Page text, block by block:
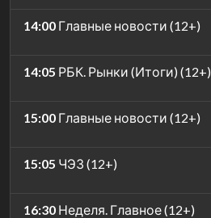
14:00 Главные новости (12+)
14:05 РБК. Рынки (Итоги) (12+)
15:00 Главные новости (12+)
15:05 ЧЭЗ (12+)
16:30 Неделя. Главное (12+)